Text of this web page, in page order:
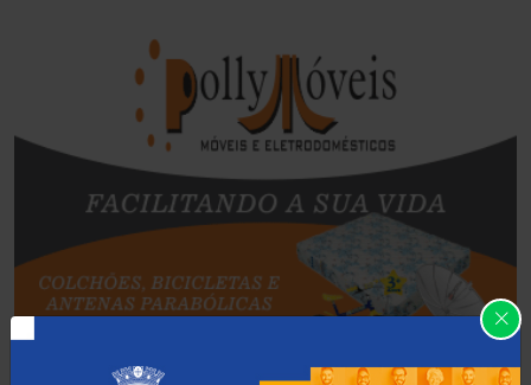
Bom Jesus da Lapa
Boquira
Botuporã (72)
Brasil (7680)